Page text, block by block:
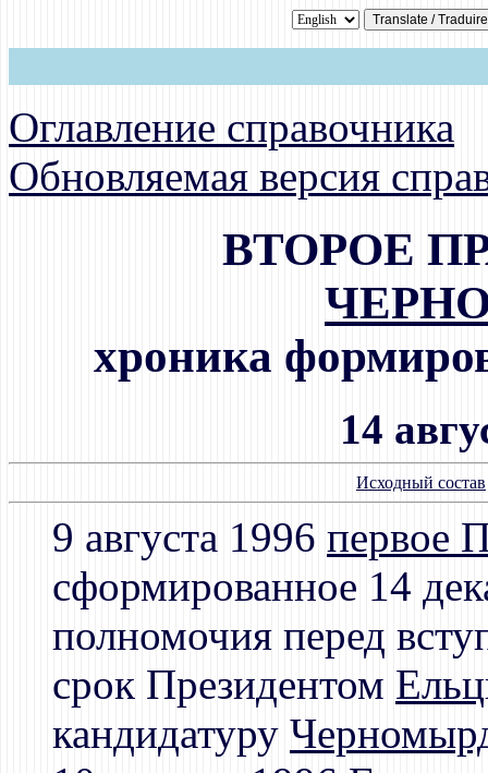
Оглавление справочника
Обновляемая версия
ВТОРОЕ
хроника
14
Исходный состав
9 августа 1996 первое
сформированное 14
полномочия перед
срок Президентом
кандидатуру